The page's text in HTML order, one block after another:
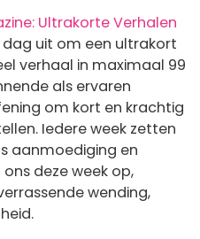
Ultrakorte Verhalen
dag uit om een ultrakort
verhaal in maximaal 99
als ervaren
om kort en krachtig
Iedere week zetten
aanmoediging en
deze week op,
wending,